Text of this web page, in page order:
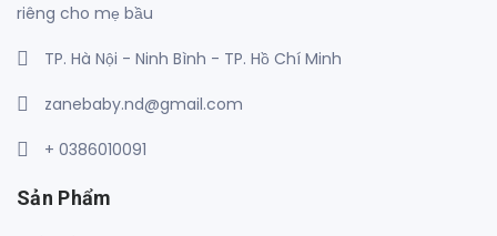
riêng cho mẹ bầu
TP. Hà Nội - Ninh Bình - TP. Hồ Chí Minh
zanebaby.nd@gmail.com
+ 0386010091
Sản Phẩm